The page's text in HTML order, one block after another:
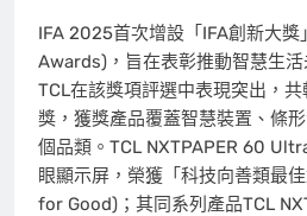
IFA 2025首次增設「IFA創新大
Awards)，旨在表彰推動智慧生活
TCL在該獎項評選中表現突出，
獎，獲獎產品覆蓋智慧裝置、條
個品類。TCL NXTPAPER 60
眼顯示屏，榮獲「科技向善類最
for Good)；其同系列產品TCL